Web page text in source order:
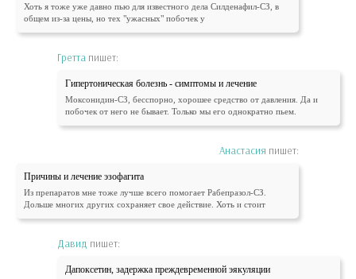
Хоть я тоже уже давно пью для известного дела Силденафил-СЗ, в
общем из-за цены, но тех "ужасных" побочек у
Гретта пишет:
Гипертоническая болезнь - симптомы и лечение
Моксонидин-СЗ, бесспорно, хорошее средство от давления. Да и
побочек от него не бывает. Только мы его однократно пьем.
Анастасия пишет:
Причины и лечение эзофагита
Из препаратов мне тоже лучше всего помогает Рабепразол-СЗ.
Дольше многих других сохраняет свое действие. Хоть и стоит
Давид пишет:
Дапоксетин, задержка преждевременной эякуляции